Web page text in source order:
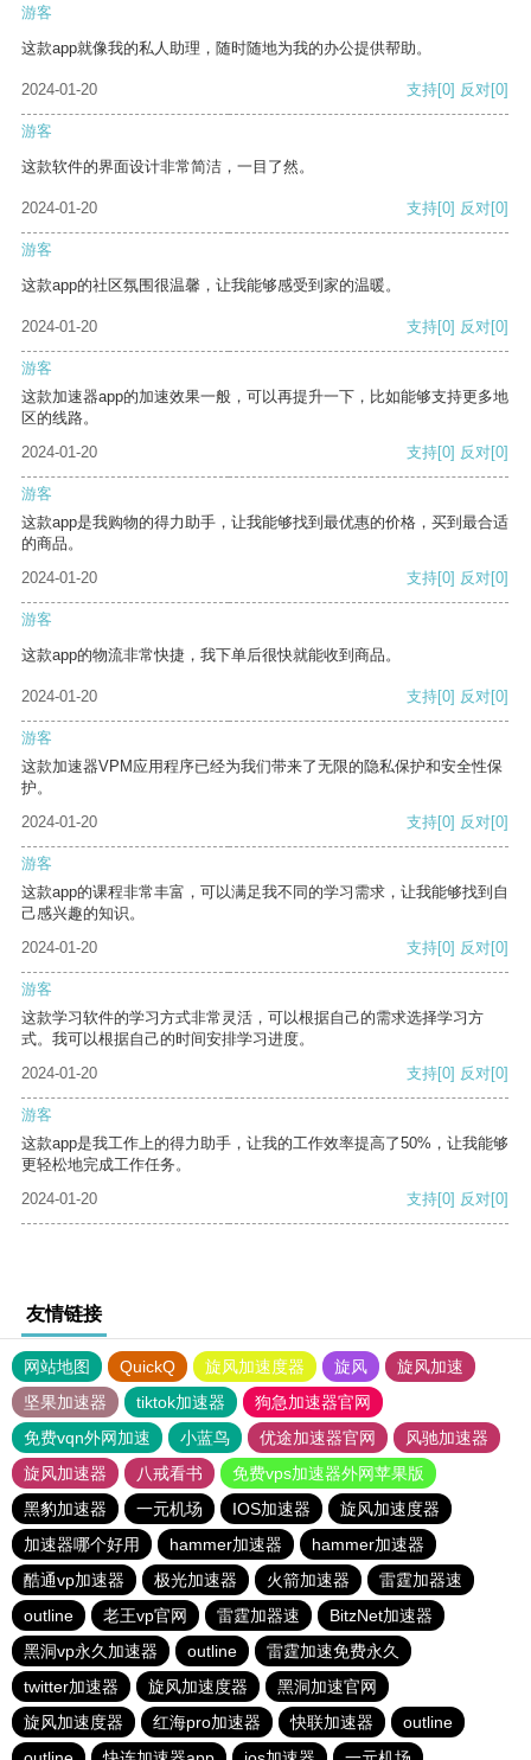
游客
这款app就像我的私人助理，随时随地为我的办公提供帮助。
2024-01-20 支持[0] 反对[0]
游客
这款软件的界面设计非常简洁，一目了然。
2024-01-20 支持[0] 反对[0]
游客
这款app的社区氛围很温馨，让我能够感受到家的温暖。
2024-01-20 支持[0] 反对[0]
游客
这款加速器app的加速效果一般，可以再提升一下，比如能够支持更多地
区的线路。
2024-01-20
支持[0] 反对[0]
游客
这款app是我购物的得力助手，让我能够找到最优惠的价格，买到最合适
的商品。
2024-01-20
支持[0] 反对[0]
游客
这款app的物流非常快捷，我下单后很快就能收到商品。
2024-01-20 支持[0] 反对[0]
游客
这款加速器VPM应用程序已经为我们带来了无限的隐私保护和安全性保
护。
2024-01-20
支持[0] 反对[0]
游客
这款app的课程非常丰富，可以满足我不同的学习需求，让我能够找到自
己感兴趣的知识。
2024-01-20
支持[0] 反对[0]
游客
这款学习软件的学习方式非常灵活，可以根据自己的需求选择学习方
式。我可以根据自己的时间安排学习进度。
2024-01-20
支持[0] 反对[0]
游客
这款app是我工作上的得力助手，让我的工作效率提高了50%，让我能够
更轻松地完成工作任务。
2024-01-20
支持[0] 反对[0]
友情链接
网站地图 QuickQ 旋风加速度器 旋风
旋风加速
坚果加速器
tiktok加速器
狗急加速器官网
免费vqn外网加速
小蓝鸟 优途加速器官网
风驰加速器
旋风加速器
八戒看书
免费vps加速器外网苹果版
黑豹加速器
一元机场 IOS加速器
旋风加速度器
加速器哪个好用
hammer加速器
hammer加速器
酷通vp加速器
极光加速器 火箭加速器
雷霆加器速
outline
老王vp官网 雷霆加器速
BitzNet加速器
黑洞vp永久加速器
outline
雷霆加速免费永久
twitter加速器
旋风加速度器
黑洞加速官网
旋风加速度器
红海pro加速器 快联加速器
outline